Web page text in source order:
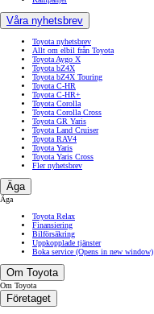
Våra nyhetsbrev
Toyota nyhetsbrev
Allt om elbil från Toyota
Toyota Aygo X
Toyota bZ4X
Toyota bZ4X Touring
Toyota C-HR
Toyota C-HR+
Toyota Corolla
Toyota Corolla Cross
Toyota GR Yaris
Toyota Land Cruiser
Toyota RAV4
Toyota Yaris
Toyota Yaris Cross
Fler nyhetsbrev
Äga
Äga
Toyota Relax
Finansiering
Bilförsäkring
Uppkopplade tjänster
Boka service (Opens in new window)
Om Toyota
Om Toyota
Företaget